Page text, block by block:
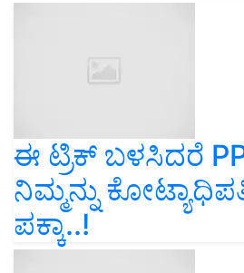
ಈ ಟ್ರಿಕ್‌ ಬಳಸಿದರೆ
ನಿಮ್ಮನ್ನು
ಪಕ್ಕಾ..!